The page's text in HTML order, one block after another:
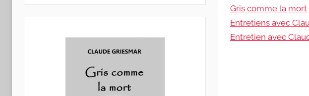
Gris comme la mort
Entretiens avec
Entretien avec